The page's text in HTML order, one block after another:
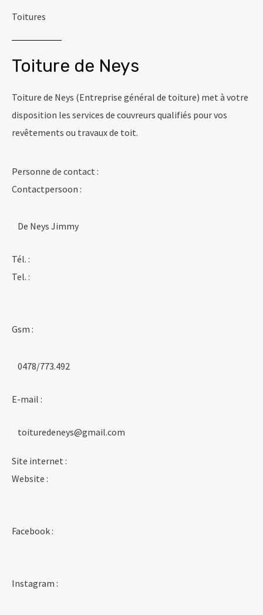
Toitures
Toiture de Neys
Toiture de Neys (Entreprise général de toiture) met à votre
disposition les services de couvreurs qualifiés pour vos
revêtements ou travaux de toit.
Personne de contact :
Contactpersoon :
De Neys Jimmy
Tél. :
Tel. :
Gsm :
0478/773.492
E-mail :
toituredeneys@gmail.com
Site internet :
Website :
Facebook :
Instagram :